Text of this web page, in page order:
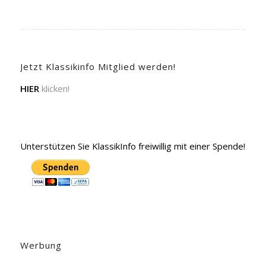
Jetzt Klassikinfo Mitglied werden!
HIER klicken!
Unterstützen Sie KlassikInfo freiwillig mit einer Spende!
Werbung